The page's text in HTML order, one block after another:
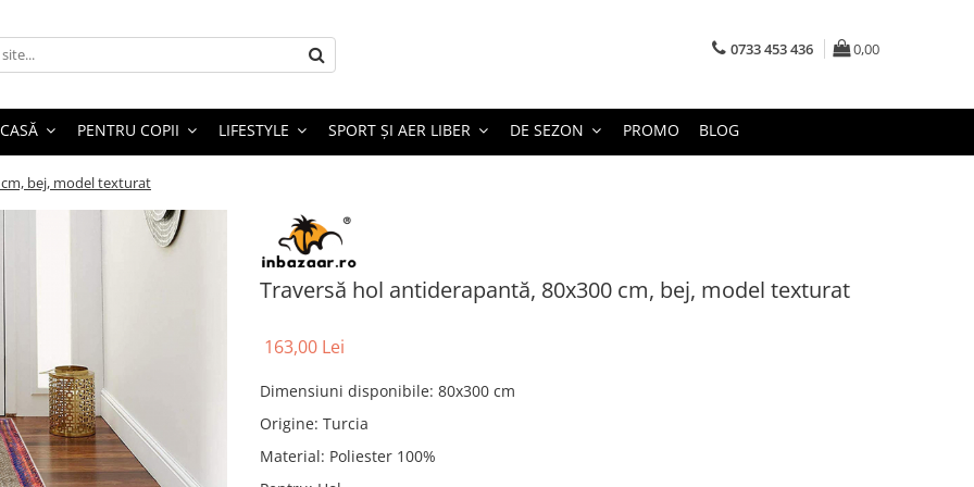
0733 453 436 0,00
PENTRU COPII LIFESTYLE SPORT ȘI AER LIBER DE SEZON PROMO BLOG
bej, model texturat
Traversă hol antiderapantă, 80x300 cm, bej, model texturat
163,00 Lei
Dimensiuni disponibile: 80x300 cm
Origine: Turcia
Material: Poliester 100%